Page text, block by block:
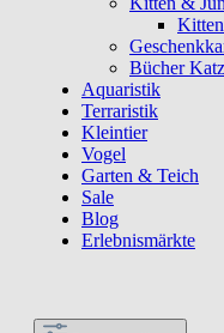
Bücher
Aquaristik
Terraristik
Kleintier
Vogel
Garten & Teich
Sale
Blog
Erlebnismärkte